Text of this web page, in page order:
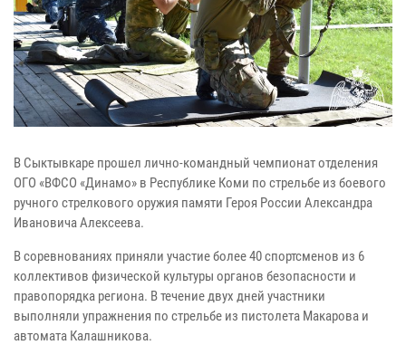
В Сыктывкаре прошел лично-командный чемпионат отделения
ОГО «ВФСО «Динамо» в Республике Коми по стрельбе из боевого
ручного стрелкового оружия памяти Героя России Александра
Ивановича Алексеева.
В соревнованиях приняли участие более 40 спортсменов из 6
коллективов физической культуры органов безопасности и
правопорядка региона. В течение двух дней участники
выполняли упражнения по стрельбе из пистолета Макарова и
автомата Калашникова.